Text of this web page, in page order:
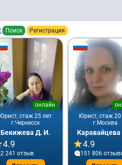
Поиск Регистрация
Юрист, стаж 25 лет
онлайн
г.Черкесск
Бекижева Д. И.
4.9
2 241 отзыв
Юрист, стаж 20
г.Москва
Каравайцева
4.9
151 806